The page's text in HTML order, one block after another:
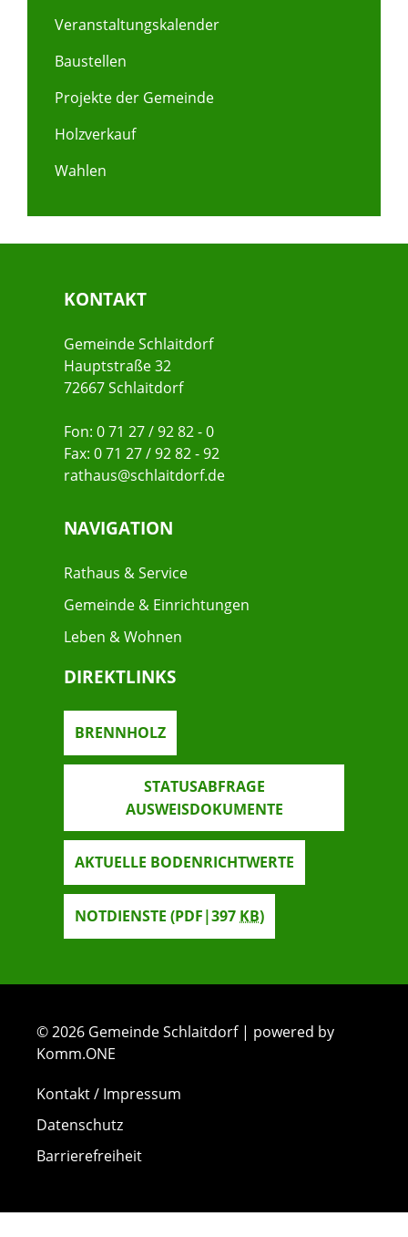
Veranstaltungskalender
Baustellen
Projekte der Gemeinde
Holzverkauf
Wahlen
KONTAKT
Gemeinde Schlaitdorf
Hauptstraße 32
72667 Schlaitdorf
Fon: 0 71 27 / 92 82 - 0
Fax: 0 71 27 / 92 82 - 92
rathaus@schlaitdorf.de
NAVIGATION
Rathaus & Service
Gemeinde & Einrichtungen
Leben & Wohnen
DIREKTLINKS
BRENNHOLZ
STATUSABFRAGE
AUSWEISDOKUMENTE
AKTUELLE BODENRICHTWERTE
NOTDIENSTE (PDF|397KB)
© 2026 Gemeinde Schlaitdorf | powered by
Komm.ONE
Kontakt / Impressum
Datenschutz
Barrierefreiheit